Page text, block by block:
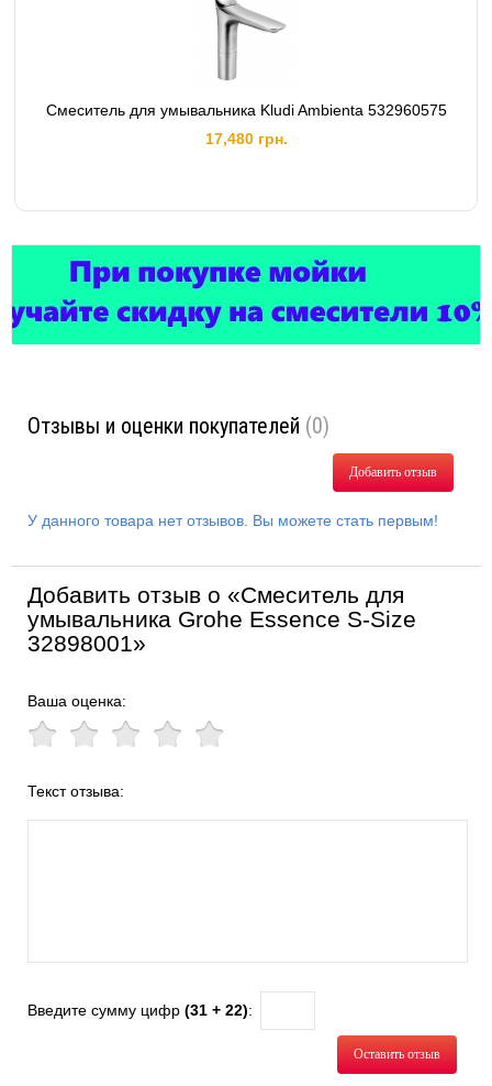
Смеситель для умывальника Kludi Ambienta 532960575
17,480 грн.
Отзывы и оценки покупателей (0)
Добавить отзыв
У данного товара нет отзывов. Вы можете стать первым!
Добавить отзыв о «Смеситель для
умывальника Grohe Essence S-Size
32898001»
Ваша оценка:
Текст отзыва:
Введите сумму цифр (31 + 22):
Оставить отзыв